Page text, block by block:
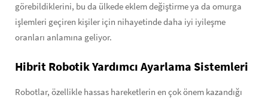
görebildiklerini, bu da ülkede eklem değiştirme ya da omurga
işlemleri geçiren kişiler için nihayetinde daha iyi iyileşme
oranları anlamına geliyor.
Hibrit Robotik Yardımcı Ayarlama Sistemleri
Robotlar, özellikle hassas hareketlerin en çok önem kazandığı